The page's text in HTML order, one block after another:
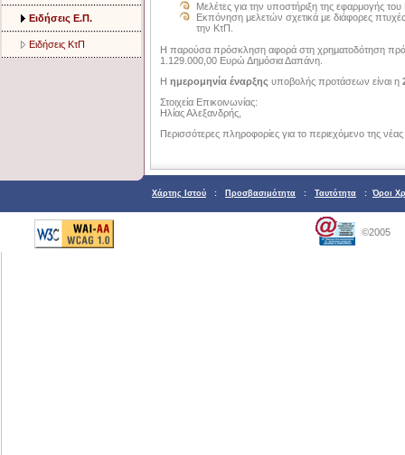
Ειδήσεις Ε.Π.
Ειδήσεις ΚτΠ
Μελέτες για την υποστήριξη της εφαρμογής
Εκπόνηση μελετών σχετικά με διάφορες
την ΚτΠ.
Η παρούσα πρόσκληση αφορά στη χρηματοδότηση
1.129.000,00 Ευρώ Δημόσια Δαπάνη.
Η ημερομηνία έναρξης υποβολής προτάσεων είναι η
Στοιχεία Επικοινωνίας:
Ηλίας Αλεξανδρής,
Περισσότερες πληροφορίες για το περιεχόμενο της
Χάρτης Ιστού : Προσβασιμότητα : Ταυτότητα : Όροι
©2005